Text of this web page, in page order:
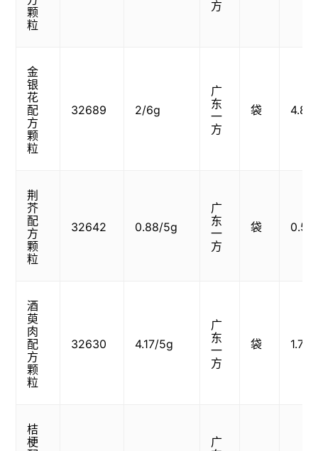
颗
粒
方
金
银
花
配
方
颗
粒
32689 2/6g
广
东
一
方
袋 4.82
荆
芥
配
方
颗
粒
32642 0.88/5g
广
东
一
方
袋 0.58
酒
萸
肉
配
方
颗
粒
32630 4.17/5g
广
东
一
方
袋 1.78
桔
梗
广